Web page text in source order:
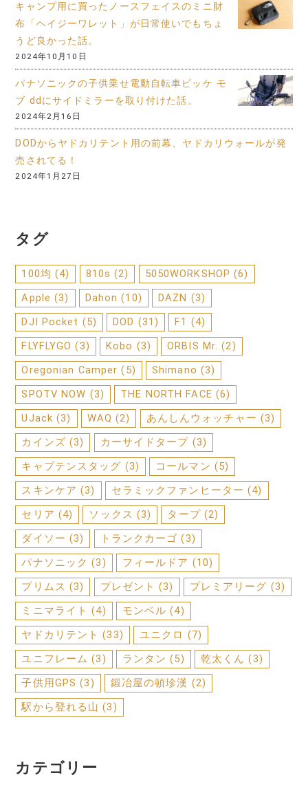
キャンプ用に買ったノースフェイスのミニ財
布「ヘイジーワレット」が日常使いでもちょ
うど良かった話。
2024年10月10日
パナソニックの子供乗せ電動自転車ビッケ モ
ブ ddにサイドミラーを取り付けた話。
2024年2月16日
DODからヤドカリテント用の前幕、ヤドカリウォールが発
売されてる！
2024年1月27日
タグ
100均 (4) 810s (2) 5050WORKSHOP (6)
Apple (3) Dahon (10) DAZN (3)
DJI Pocket (5) DOD (31) F1 (4)
FLYFLYGO (3) Kobo (3) ORBIS Mr. (2)
Oregonian Camper (5) Shimano (3)
SPOTV NOW (3) THE NORTH FACE (6)
UJack (3) WAQ (2) あんしんウォッチャー (3)
カインズ (3) カーサイドタープ (3)
キャプテンスタッグ (3) コールマン (5)
スキンケア (3) セラミックファンヒーター (4)
セリア (4) ソックス (3) タープ(2)
ダイソー (3) トランクカーゴ (3)
パナソニック (3) フィールドア (10)
プリムス (3) プレゼント (3) プレミアリーグ (3)
ミニマライト (4) モンベル (4)
ヤドカリテント (33) ユニクロ (7)
ユニフレーム (3) ランタン (5) 乾太くん (3)
子供用GPS (3) 鍛冶屋の頓珍漢 (2)
駅から登れる山 (3)
カテゴリー